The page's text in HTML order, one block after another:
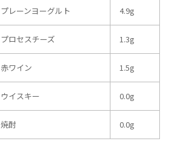
プレーンヨーグルト 4.9g
プロセスチーズ 1.3g
赤ワイン 1.5g
ウイスキー 0.0g
焼酎 0.0g